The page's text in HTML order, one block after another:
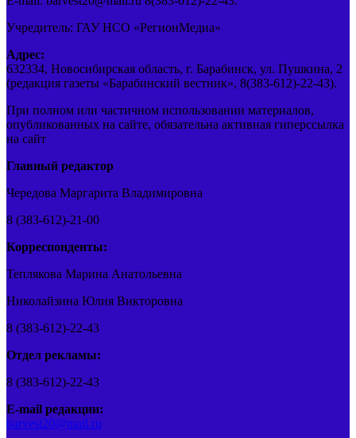
Учредитель: ГАУ НСО «РегионМедиа»
Адрес:
632334, Новосибирская область, г. Барабинск, ул. Пушкина, 2
(редакция газеты «Барабинский вестник», 8(383-612)-22-43).
При полном или частичном использовании материалов,
опубликованных на сайте, обязательна активная гиперссылка
на сайт
Главный редактор
Чередова Маргарита Владимировна
8 (383-612)-21-00
Корреспонденты:
Теплякова Марина Анатольевна
Николайзина Юлия Викторовна
8 (383-612)-22-43
Отдел рекламы:
8 (383-612)-22-43
E-mail редакции:
barvest20@mail.ru